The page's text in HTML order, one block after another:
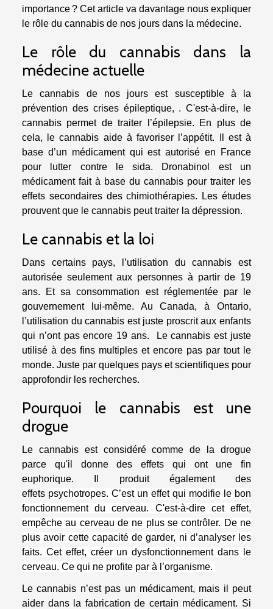
importance ? Cet article va davantage nous expliquer
le rôle du cannabis de nos jours dans la médecine.
Le rôle du cannabis dans la
médecine actuelle
Le cannabis de nos jours est susceptible à la
prévention des crises épileptique, . C'est-à-dire, le
cannabis permet de traiter l’épilepsie. En plus de
cela, le cannabis aide à favoriser l’appétit. Il est à
base d’un médicament qui est autorisé en France
pour lutter contre le sida. Dronabinol est un
médicament fait à base du cannabis pour traiter les
effets secondaires des chimiothérapies. Les études
prouvent que le cannabis peut traiter la dépression.
Le cannabis et la loi
Dans certains pays, l’utilisation du cannabis est
autorisée seulement aux personnes à partir de 19
ans. Et sa consommation est réglementée par le
gouvernement lui-même. Au Canada, à Ontario,
l’utilisation du cannabis est juste proscrit aux enfants
qui n’ont pas encore 19 ans. Le cannabis est juste
utilisé à des fins multiples et encore pas par tout le
monde. Juste par quelques pays et scientifiques pour
approfondir les recherches.
Pourquoi le cannabis est une
drogue
Le cannabis est considéré comme de la drogue
parce qu'il donne des effets qui ont une fin
euphorique. Il produit également des
effets psychotropes. C’est un effet qui modifie le bon
fonctionnement du cerveau. C'est-à-dire cet effet,
empêche au cerveau de ne plus se contrôler. De ne
plus avoir cette capacité de garder, ni d’analyser les
faits. Cet effet, créer un dysfonctionnement dans le
cerveau. Ce qui ne profite par à l’organisme.
Le cannabis n’est pas un médicament, mais il peut
aider dans la fabrication de certain médicament. Si